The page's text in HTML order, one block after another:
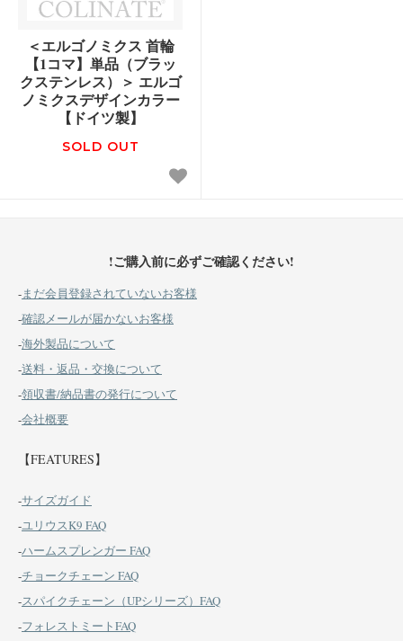
＜エルゴノミクス 首輪
【1コマ】単品（ブラッ
クステンレス）＞ エルゴ
ノミクスデザインカラー
【ドイツ製】
SOLD OUT
!ご購入前に必ずご確認ください!
-まだ会員登録されていないお客様
-確認メールが届かないお客様
-海外製品について
-送料・返品・交換について
-領収書/納品書の発行について
-会社概要
【FEATURES】
-サイズガイド
-ユリウスK9 FAQ
-ハームスプレンガー FAQ
-チョークチェーン FAQ
-スパイクチェーン（UPシリーズ）FAQ
-フォレストミートFAQ